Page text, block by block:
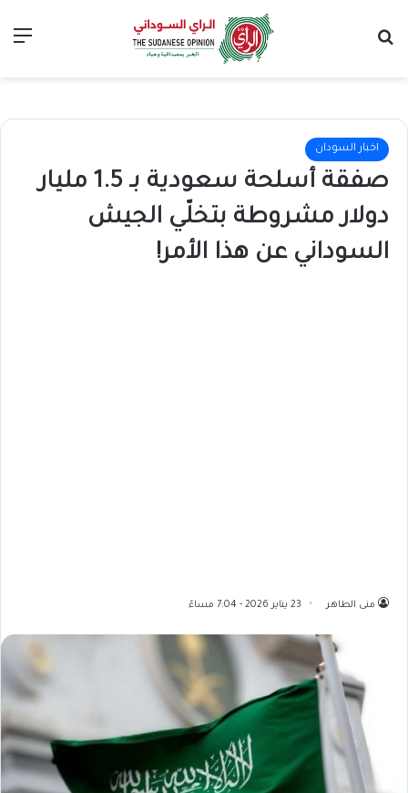
اخبار السودان
صفقة أسلحة سعودية بـ 1.5 مليار
دولار مشروطة بتخلّي الجيش
السوداني عن هذا الأمر!
منى الطاهر 23 يناير 2026 - 7:04 مساءً